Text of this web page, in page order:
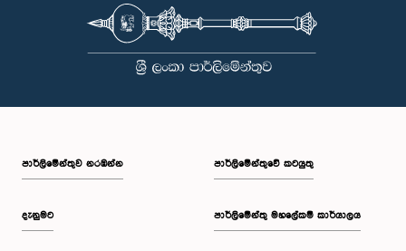
පාර්ලි‌මේන්තුව නරඹන්න
දැනුමට
පාර්ලිමේන්තුවේ කටයුතු
පාර්ලිමේන්තු මහලේකම් කාර්යාලය